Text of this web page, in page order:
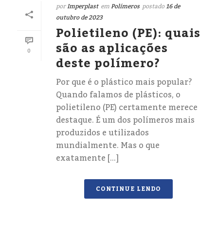
0
porImperplast emPolímeros postado16 de
outubro de 2023
Polietileno (PE): quais
são as aplicações
deste polímero?
Por que é o plástico mais popular?
Quando falamos de plásticos, o
polietileno (PE) certamente merece
destaque. É um dos polímeros mais
produzidos e utilizados
mundialmente. Mas o que
exatamente [...]
CONTINUE LENDO